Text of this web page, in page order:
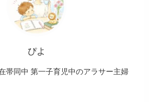
ぴよ
帯同中 第一子育児中のアラサー主婦